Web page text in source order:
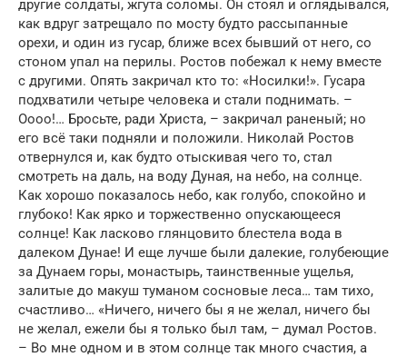
другие солдаты, жгута соломы. Он стоял и оглядывался,
как вдруг затрещало по мосту будто рассыпанные
орехи, и один из гусар, ближе всех бывший от него, со
стоном упал на перилы. Ростов побежал к нему вместе
с другими. Опять закричал кто то: «Носилки!». Гусара
подхватили четыре человека и стали поднимать. –
Оооо!… Бросьте, ради Христа, – закричал раненый; но
его всё таки подняли и положили. Николай Ростов
отвернулся и, как будто отыскивая чего то, стал
смотреть на даль, на воду Дуная, на небо, на солнце.
Как хорошо показалось небо, как голубо, спокойно и
глубоко! Как ярко и торжественно опускающееся
солнце! Как ласково глянцовито блестела вода в
далеком Дунае! И еще лучше были далекие, голубеющие
за Дунаем горы, монастырь, таинственные ущелья,
залитые до макуш туманом сосновые леса… там тихо,
счастливо… «Ничего, ничего бы я не желал, ничего бы
не желал, ежели бы я только был там, – думал Ростов.
– Во мне одном и в этом солнце так много счастия, а